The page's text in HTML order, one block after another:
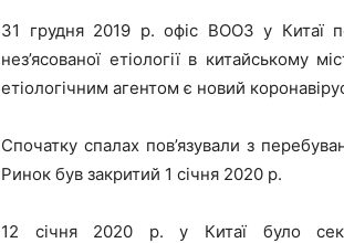
31 грудня 2019 р. офіс ВООЗ у Китаї
нез’ясованої етіології в
етіологічним агентом є новий
Спочатку спалах пов’язували з
Ринок був закритий 1 січня 2020 р.
12 січня 2020 р. у Китаї було